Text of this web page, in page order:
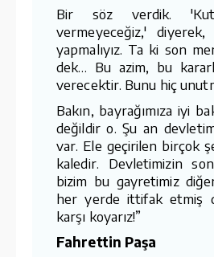
Bir söz verdik.
vermeyeceğiz,′
yapmalıyız. Ta ki son
dek… Bu azim, bu
verecektir. Bunu hiç
Bakın, bayrağımıza iyi
değildir o. Şu an
var. Ele geçirilen birçok
kaledir. Devletimizin
bizim bu gayretimiz
her yerde ittifak etmiş
karşı koyarız!”
Fahrettin Paşa